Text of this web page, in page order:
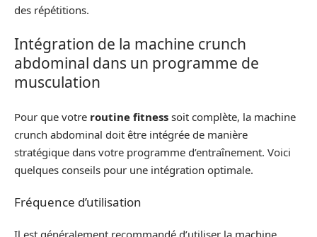
des répétitions.
Intégration de la machine crunch
abdominal dans un programme de
musculation
Pour que votre routine fitness soit complète, la machine
crunch abdominal doit être intégrée de manière
stratégique dans votre programme d’entraînement. Voici
quelques conseils pour une intégration optimale.
Fréquence d’utilisation
Il est généralement recommandé d’utiliser la machine